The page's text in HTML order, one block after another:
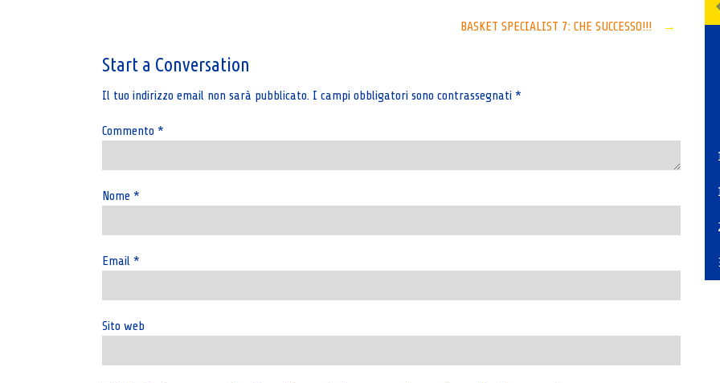
navigation
BASKET SPECIALIST 7: CHE SUCCESSO!!! →
Start a Conversation
Il tuo indirizzo email non sarà pubblicato. I campi obbligatori sono contrassegnati *
Commento *
Nome *
Email *
Sito web